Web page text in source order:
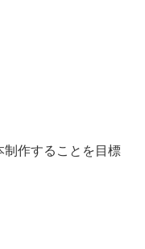
作することを目標